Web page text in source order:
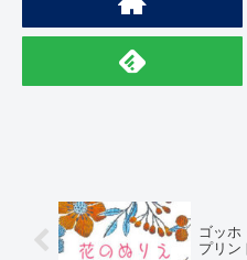
ゴッホ
プリン